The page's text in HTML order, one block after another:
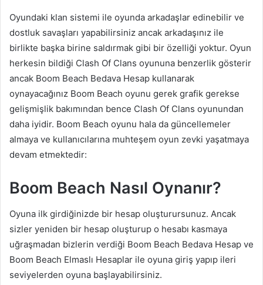
Oyundaki klan sistemi ile oyunda arkadaşlar edinebilir ve
dostluk savaşları yapabilirsiniz ancak arkadaşınız ile
birlikte başka birine saldırmak gibi bir özelliği yoktur. Oyun
herkesin bildiği Clash Of Clans oyununa benzerlik gösterir
ancak Boom Beach Bedava Hesap kullanarak
oynayacağınız Boom Beach oyunu gerek grafik gerekse
gelişmişlik bakımından bence Clash Of Clans oyunundan
daha iyidir. Boom Beach oyunu hala da güncellemeler
almaya ve kullanıcılarına muhteşem oyun zevki yaşatmaya
devam etmektedir:
Boom Beach Nasıl Oynanır?
Oyuna ilk girdiğinizde bir hesap oluşturursunuz. Ancak
sizler yeniden bir hesap oluşturup o hesabı kasmaya
uğraşmadan bizlerin verdiği Boom Beach Bedava Hesap ve
Boom Beach Elmaslı Hesaplar ile oyuna giriş yapıp ileri
seviyelerden oyuna başlayabilirsiniz.